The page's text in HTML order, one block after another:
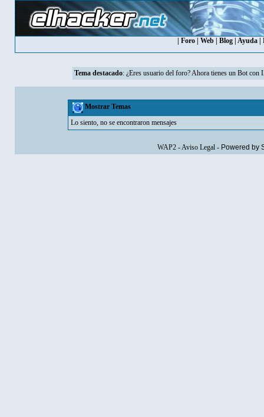
Foro Web Blog Ayuda
Tema destacado: ¿Eres usuario del foro? Ahora tienes un Bot con
Mostrar Temas
Lo siento, no se encontraron mensajes
WAP2-Aviso Legal- Powered by